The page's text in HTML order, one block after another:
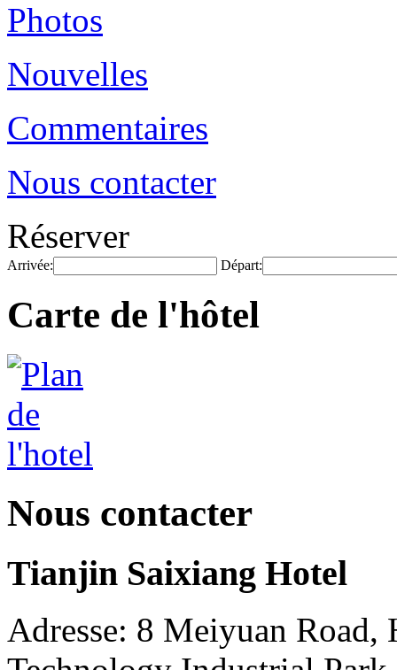
Photos
Nouvelles
Commentaires
Nous contacter
Réserver
Arrivée: Départ:
Carte de l'hôtel
Nous contacter
Tianjin Saixiang Hotel
Adresse: 8 Meiyuan